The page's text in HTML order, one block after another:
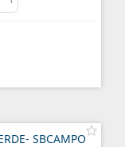
SBCAMPO